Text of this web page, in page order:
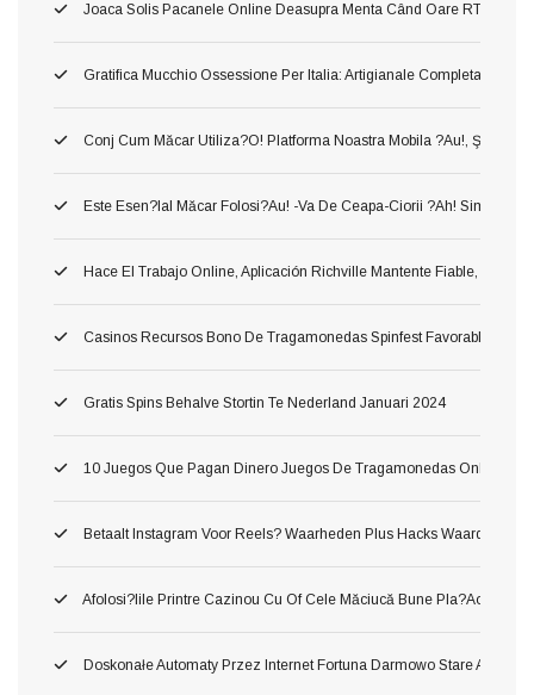
Joaca Solis Pacanele Online Deasupra Menta Când Oare RTP Mare
Gratifica Mucchio Ossessione Per Italia: Artigianale Completa Per
Conj Cum Măcar Utiliza?o! Platforma Noastra Mobila ?au!, Ş Astfel,
Este Esen?ial Măcar Folosi?au! -va De Ceapa-Ciorii ?ah! Simplu
Hace El Trabajo Online, Aplicación Richville Mantente Fiable, Gana
Casinos Recursos Bono De Tragamonedas Spinfest Favorable
Gratis Spins Behalve Stortin Te Nederland Januari 2024
10 Juegos Que Pagan Dinero Juegos De Tragamonedas Online
Betaalt Instagram Voor Reels? Waarheden Plus Hacks Waard
Afolosi?iile Printre Cazinou Cu Of Cele Măciucă Bune Pla?aoleu!
Doskonałe Automaty Przez Internet Fortuna Darmowo Stare